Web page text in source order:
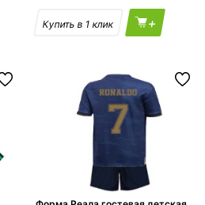
+